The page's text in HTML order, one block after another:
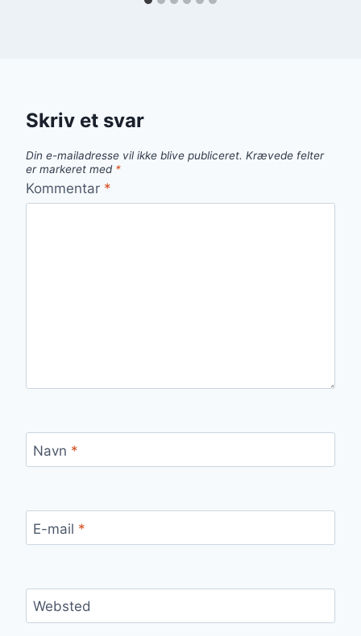
Skriv et svar
Din e-mailadresse vil ikke blive publiceret. Krævede felter
er markeret med *
Kommentar *
Navn *
E-mail *
Websted